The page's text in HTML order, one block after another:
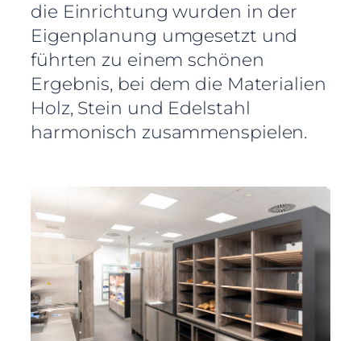
die Einrichtung wurden in der
Eigenplanung umgesetzt und
führten zu einem schönen
Ergebnis, bei dem die Materialien
Holz, Stein und Edelstahl
harmonisch zusammenspielen.